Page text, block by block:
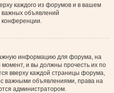
каждого из форумов и в вашем
объявлений
конференции.
информацию для форума, на
и вы должны прочесть их по
вверху каждой страницы форума,
с важными объявлениями, права на
администратором.